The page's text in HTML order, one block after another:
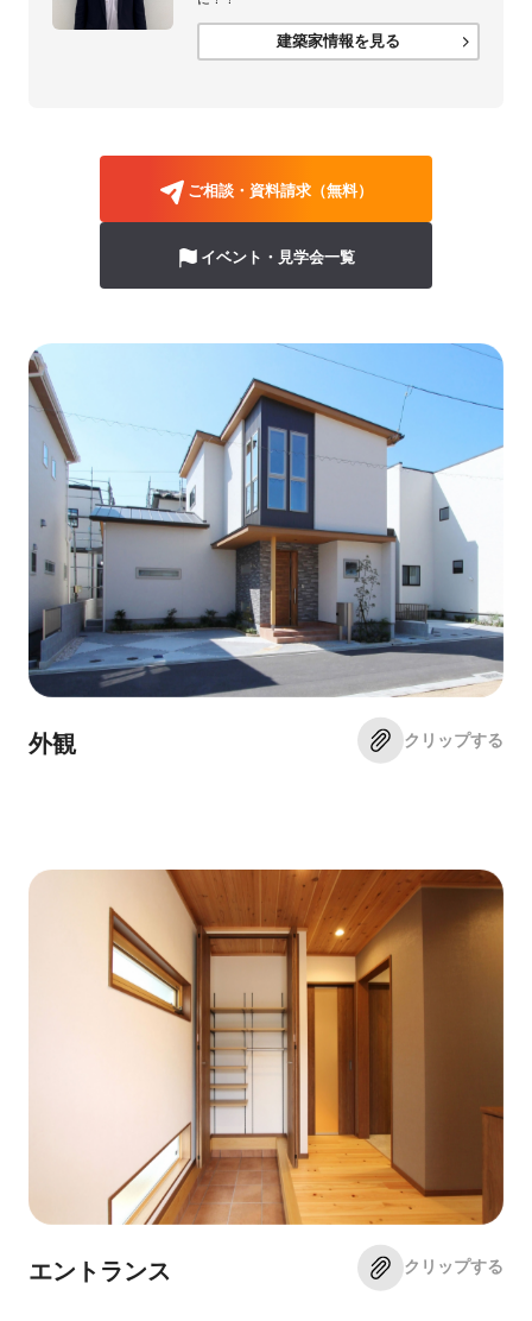
建築家情報を見る
ご相談・資料請求（無料）
イベント・見学会一覧
外観 クリップする
エントランス クリップする